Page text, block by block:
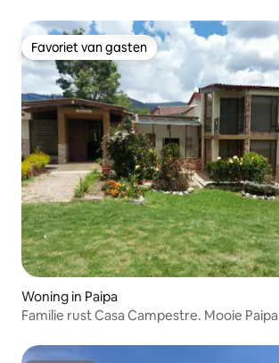
Favoriet van gasten
Favoriet van gasten
Woning in Paipa
Familie rust Casa Campestre. Mooie Paipa